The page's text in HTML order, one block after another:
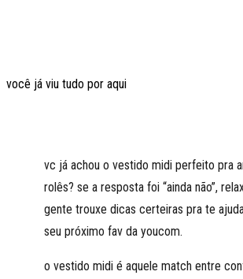
você já viu tudo por aqui
vc já achou o vestido midi perfeito pra
rolês? se a resposta foi “ainda não”,
gente trouxe dicas certeiras pra te
seu próximo fav da youcom.
o vestido midi é aquele match entre